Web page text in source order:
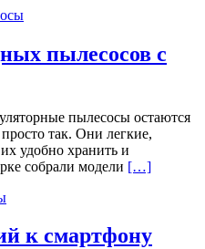
пылесосов с
пылесосы остаются
так. Они легкие,
удобно хранить и
собрали модели […]
к смартфону